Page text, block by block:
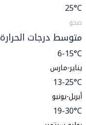
25°C
صحو
متوسط درجات الحرارة
6-15°C
يناير-مارس
13-25°C
أبريل-يونيو
19-30°C